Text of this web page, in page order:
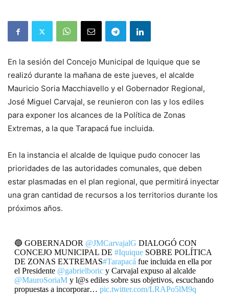
En la sesión del Concejo Municipal de Iquique que se
realizó durante la mañana de este jueves, el alcalde
Mauricio Soria Macchiavello y el Gobernador Regional,
José Miguel Carvajal, se reunieron con las y los ediles
para exponer los alcances de la Política de Zonas
Extremas, a la que Tarapacá fue incluida.
En la instancia el alcalde de Iquique pudo conocer las
prioridades de las autoridades comunales, que deben
estar plasmadas en el plan regional, que permitirá inyectar
una gran cantidad de recursos a los territorios durante los
próximos años.
🔵 GOBERNADOR @JMCarvajalG DIALOGÓ CON
CONCEJO MUNICIPAL DE #IquiqueSOBRE POLÍTICA
DE ZONAS EXTREMAS#Tarapacá fue incluida en ella por
el Presidente @gabrielboricy Carvajal expuso al alcalde
@MauroSoriaMy l@s ediles sobre sus objetivos, escuchando
propuestas a incorporar… pic.twitter.com/LRAPo5lM9q